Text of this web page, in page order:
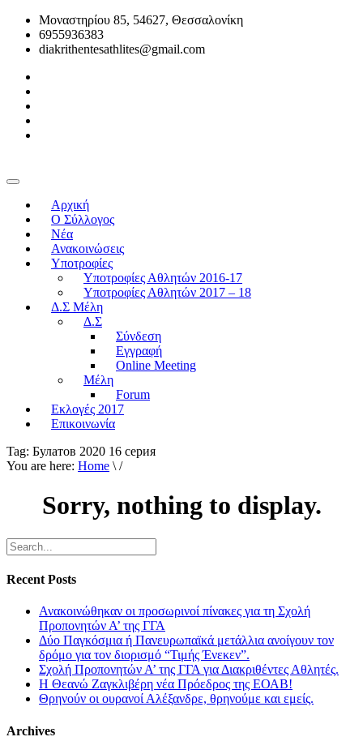
Μοναστηρίου 85, 54627, Θεσσαλονίκη
6955936383
diakrithentesathlites@gmail.com
Αρχική
O Σύλλογος
Νέα
Ανακοινώσεις
Υποτροφίες
Υποτροφίες Αθλητών 2016-17
Υποτροφίες Αθλητών 2017 – 18
Δ.Σ Μέλη
Δ.Σ
Σύνδεση
Εγγραφή
Online Meeting
Μέλη
Forum
Εκλογές 2017
Επικοινωνία
Tag: Булатов 2020 16 серия
You are here: Home \ /
Sorry, nothing to display.
Recent Posts
Ανακοινώθηκαν οι προσωρινοί πίνακες για τη Σχολή
Προπονητών Α’ της ΓΓΑ
Δύο Παγκόσμια ή Πανευρωπαϊκά μετάλλια ανοίγουν τον
δρόμο για τον διορισμό “Τιμής Ένεκεν”.
Σχολή Προπονητών Α’ της ΓΓΑ για Διακριθέντες Αθλητές.
Η Θεανώ Ζαγκλιβέρη νέα Πρόεδρος της ΕΟΑΒ!
Θρηνούν οι ουρανοί Αλέξανδρε, θρηνούμε και εμείς.
Archives